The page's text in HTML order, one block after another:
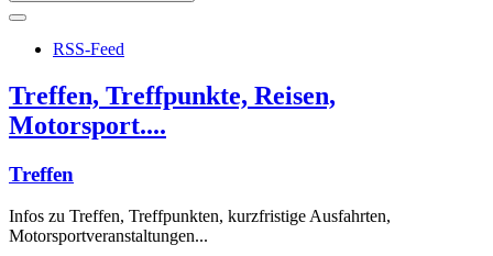
RSS-Feed
Treffen, Treffpunkte, Reisen,
Motorsport....
Treffen
Infos zu Treffen, Treffpunkten, kurzfristige Ausfahrten,
Motorsportveranstaltungen...